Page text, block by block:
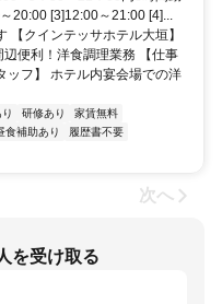
20:00 [3]12:00～21:00 [4]...
【クインテッサホテル大垣】
便利！洋食調理業務 【仕事
ッフ】 ホテル内宴会場での洋
研修あり
家賃無料
食補助あり
履歴書不要
次へ
を受け取る